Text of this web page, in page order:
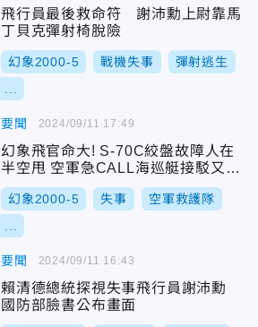
飛行員最後救命符 謝沛勳上尉靠馬
丁貝克彈射椅脫險
幻象2000-5 戰機失事 彈射逃生
要聞
幻象飛官命大! S-70C絞盤故障人在
半空甩 空軍急CALL海巡艇接駁又遇
乾潮誤判
幻象2000-5 失事 空軍救護隊
2024/09/11 17:49
要聞
賴清德總統探視失事飛行員謝沛勳
國防部臉書公布畫面
2024/09/11 16:43